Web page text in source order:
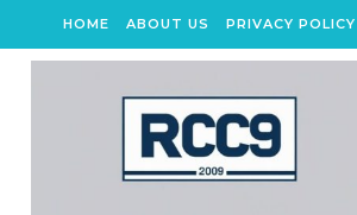
HOME ABOUT US PRIVACY POLICY